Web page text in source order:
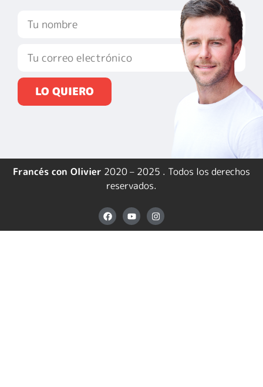
LO QUIERO
Francés con Olivier 2020 – 2025 . Todos los derechos
reservados.